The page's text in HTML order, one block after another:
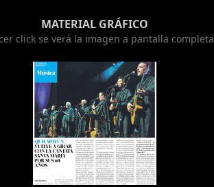
MATERIAL GRÁFICO
click se verá la imagen a pantalla completa